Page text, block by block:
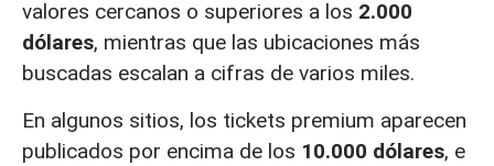
valores cercanos o superiores a los 2.000
dólares, mientras que las ubicaciones más
buscadas escalan a cifras de varios miles.
En algunos sitios, los tickets premium aparecen
publicados por encima de los 10.000 dólares, e